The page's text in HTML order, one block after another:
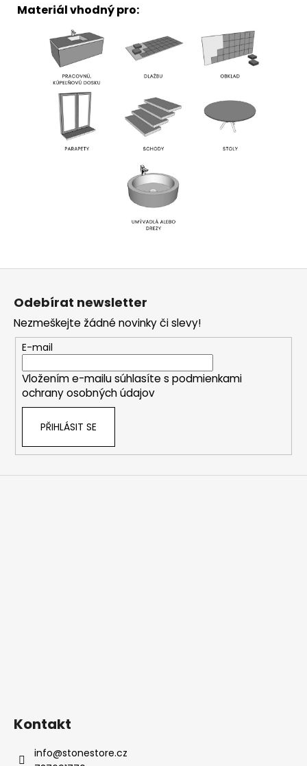
Materiál vhodný pro:
Odebírat newsletter
Nezmeškejte žádné novinky či slevy!
E-mail
Vložením e-mailu súhlasíte s podmienkami
ochrany osobných údajov
PŘIHLÁSIT SE
Kontakt
info@stonestore.cz